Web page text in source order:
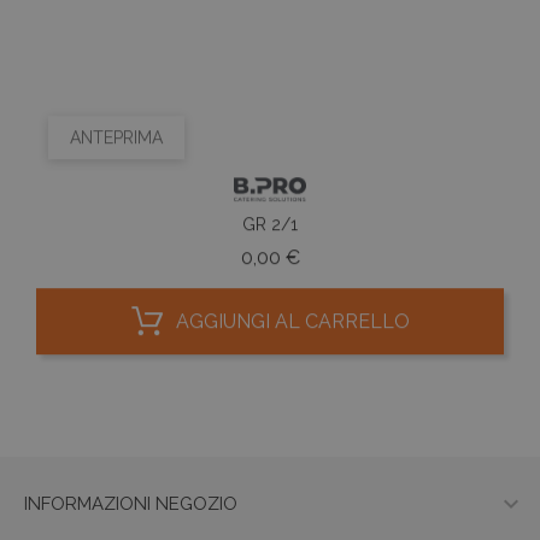
ANTEPRIMA
GR 2/1
0,00 €Prezzo
AGGIUNGI AL CARRELLO
INFORMAZIONI NEGOZIO 